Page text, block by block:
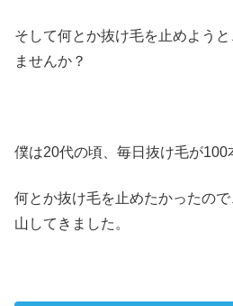
そして何とか抜け毛を止めよう
ませんか？
僕は20代の頃、毎日抜け毛が100
何とか抜け毛を止めたかったの
山してきました。